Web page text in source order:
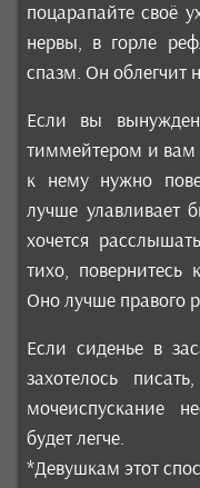
поцарапайте своё
нервы, в горле
спазм. Он облегчит
Если вы
тиммейтером и вам
к нему нужно
лучше улавливает
хочется
тихо, повернитесь
Оно лучше правого
Если сиденье в
захотелось
мочеиспускание
будет легче.
*Девушкам этот